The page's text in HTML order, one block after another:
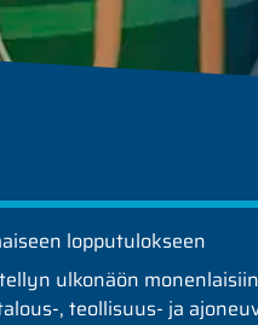
lopputulokseen
ulkonäön
, teollisuus- ja